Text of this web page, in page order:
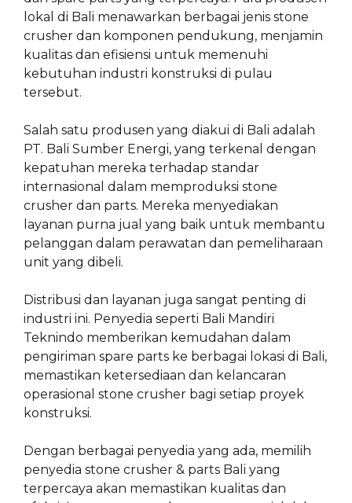
lokal di Bali menawarkan berbagai jenis stone
crusher dan komponen pendukung, menjamin
kualitas dan efisiensi untuk memenuhi
kebutuhan industri konstruksi di pulau
tersebut.
Salah satu produsen yang diakui di Bali adalah
PT. Bali Sumber Energi, yang terkenal dengan
kepatuhan mereka terhadap standar
internasional dalam memproduksi stone
crusher dan parts. Mereka menyediakan
layanan purna jual yang baik untuk membantu
pelanggan dalam perawatan dan pemeliharaan
unit yang dibeli.
Distribusi dan layanan juga sangat penting di
industri ini. Penyedia seperti Bali Mandiri
Teknindo memberikan kemudahan dalam
pengiriman spare parts ke berbagai lokasi di Bali,
memastikan ketersediaan dan kelancaran
operasional stone crusher bagi setiap proyek
konstruksi.
Dengan berbagai penyedia yang ada, memilih
penyedia stone crusher & parts Bali yang
terpercaya akan memastikan kualitas dan